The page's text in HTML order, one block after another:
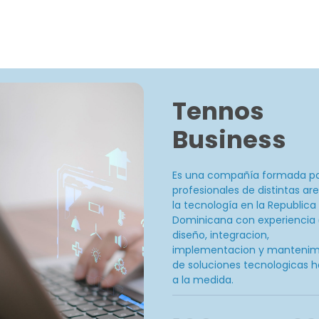
Tennos
Business
Es una compañía formada
profesionales de distintas
la tecnología en la Republica
Dominicana con experiencia
diseño, integracion,
implementacion y
de soluciones tecnologicas
a la medida.